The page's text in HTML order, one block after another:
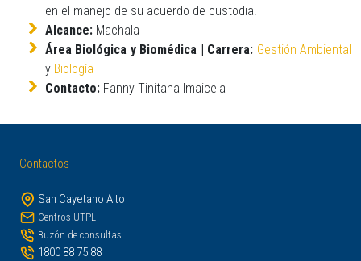
en el manejo de su acuerdo de custodia.
Alcance: Machala
Área Biológica y Biomédica | Carrera: Gestión Ambiental
y Biología
Contacto: Fanny Tinitana Imaicela
Contactos
San Cayetano Alto
Centros UTPL
Buzón de consultas
1800 88 75 88